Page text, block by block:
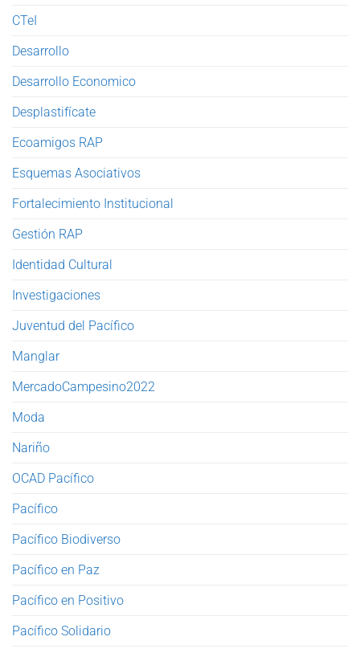
CTeI
Desarrollo
Desarrollo Economico
Desplastifícate
Ecoamigos RAP
Esquemas Asociativos
Fortalecimiento Institucional
Gestión RAP
Identidad Cultural
Investigaciones
Juventud del Pacífico
Manglar
MercadoCampesino2022
Moda
Nariño
OCAD Pacífico
Pacífico
Pacífico Biodiverso
Pacífico en Paz
Pacífico en Positivo
Pacífico Solidario